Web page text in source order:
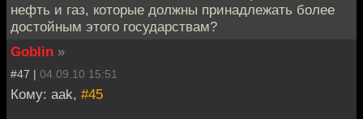
нефть и газ, которые должны принадлежать более
достойным этого государствам?
Goblin »
#47 | 04.09.10 15:51
Кому: aak, #45